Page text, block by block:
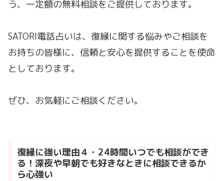
う、一定額の無料相談をご提供しております。
SATORI電話占いは、復縁に関する悩みやご相談を
お持ちの皆様に、信頼と安心を提供することを使命
としております。
ぜひ、お気軽にご相談ください。
復縁に強い理由４・24時間いつでも相談ができ
る！深夜や早朝でも好きなときに相談できるか
ら心強い